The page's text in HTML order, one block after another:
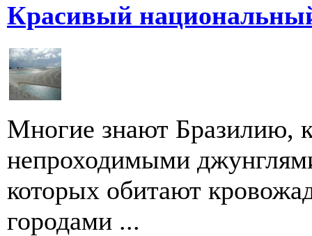
Красивый
Многие знают Бразилию,
непроходимыми
которых обитают
городами ...